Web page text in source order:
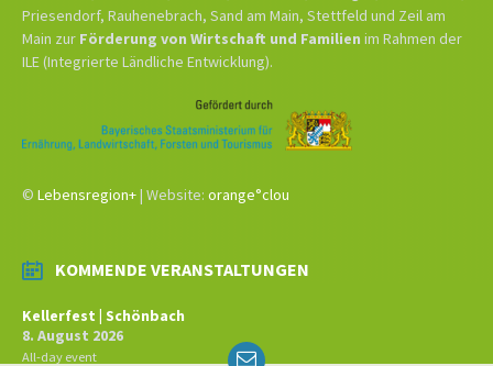
Priesendorf, Rauhenebrach, Sand am Main, Stettfeld und Zeil am
Main zur Förderung von Wirtschaft und Familien im Rahmen der
ILE (Integrierte Ländliche Entwicklung).
© Lebensregion+| Website: orange°clou
KOMMENDE VERANSTALTUNGEN
Kellerfest | Schönbach
8. August 2026
All-day event Email